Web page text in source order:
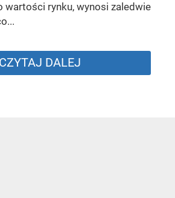
wartości rynku, wynosi zaledwie
CZYTAJ DALEJ